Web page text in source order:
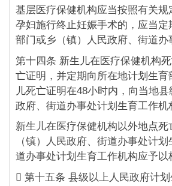
基层医疗保健机构应当按照有关
孕妇施行终止妊娠手术的，应当
部门或乡（镇）人民政府、街道
第十四条 新生儿在医疗保健机构
亡证明，并定期向所在地计划生
儿死亡证明在48小时内，向当地
政府、街道办事处计划生育工作机
新生儿在医疗保健机构以外地点
（镇）人民政府、街道办事处计
道办事处计划生育工作机构应予以
 第十五条 县级以上人民政府计